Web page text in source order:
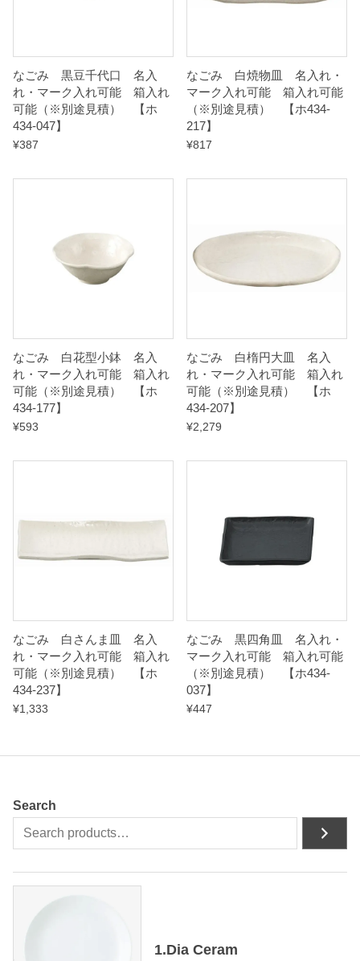
3
4
9
t
i
t
y
なごみ 黒豆千代口 名入
れ・マーク入れ可能 箱入れ
可能（※別途見積） 【ホ
434-047】
¥387
なごみ 白焼物皿 名入れ・
マーク入れ可能 箱入れ可能
（※別途見積） 【ホ434-
217】
¥817
なごみ 白花型小鉢 名入
れ・マーク入れ可能 箱入れ
可能（※別途見積） 【ホ
434-177】
¥593
なごみ 白楕円大皿 名入
れ・マーク入れ可能 箱入れ
可能（※別途見積） 【ホ
434-207】
¥2,279
なごみ 白さんま皿 名入
れ・マーク入れ可能 箱入れ
可能（※別途見積） 【ホ
434-237】
¥1,333
なごみ 黒四角皿 名入れ・
マーク入れ可能 箱入れ可能
（※別途見積） 【ホ434-
037】
¥447
Search
1.Dia Ceram